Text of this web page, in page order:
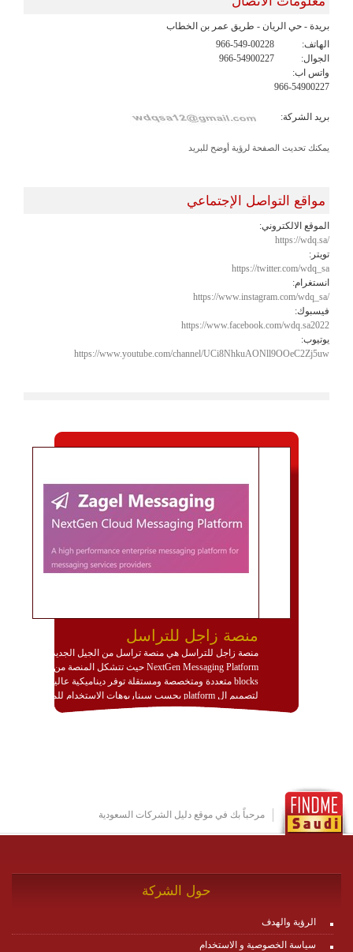
بريدة - حي الريان - طريق عمر بن الخطاب
الهاتف:
966-549-00228
الجوال:
966-54900227
واتس اب:
966-54900227
بريد الشركة:
يمكنك تحديث الصفحة لرؤية أوضح للبريد
مواقع التواصل الإجتماعي
الموقع الالكتروني:
https://wdq.sa/
تويتر:
https://twitter.com/wdq_sa
انستغرام:
https://www.instagram.com/wdq_sa/
فيسبوك:
https://www.facebook.com/wdq.sa2022
يوتيوب:
https://www.youtube.com/channel/UCi8NhkuAONll9OOeC2Zj5uw
منصة زاجل للتراسل
منصة زاجل للتراسل هي منصة تراسل من الجيل الجديد
NextGen Messaging Platform حيث تتشكل المنصة من
blocks متعددة ومتخصصة ومستقلة توفر ديناميكية عالية
لتصميم ال platform بحسب سيناريوهات الاستخدام للمنصة
وتتوافق مع النشر والاستثمار ضمن بيئة استضافة dedicated
http://www.plutosms.com/zagel
مرحباً بك في موقع دليل الشركات السعودية
حول الشركة
الرؤية والهدف
سياسة الخصوصية و الاستخدام